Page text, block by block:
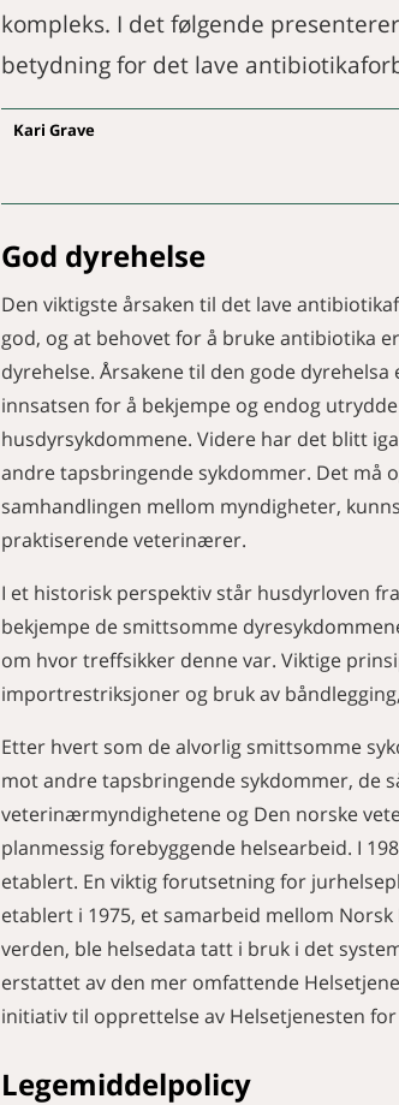
kompleks. I det følgende
betydning for det lave
Kari Grave
God dyrehelse
Den viktigste årsaken til det lave
god, og at behovet for å bruke antibiotika
dyrehelse. Årsakene til den gode
innsatsen for å bekjempe og endog
husdyrsykdommene. Videre har det blitt
andre tapsbringende sykdommer. Det må
samhandlingen mellom myndigheter,
praktiserende veterinærer.
I et historisk perspektiv står husdyrloven
bekjempe de smittsomme
om hvor treffsikker denne var. Viktige
importrestriksjoner og bruk av
Etter hvert som de alvorlig smittsomme
mot andre tapsbringende sykdommer, de
veterinærmyndighetene og Den norske
planmessig forebyggende helsearbeid. I
etablert. En viktig forutsetning for
etablert i 1975, et samarbeid mellom Norsk
verden, ble helsedata tatt i bruk i det
erstattet av den mer omfattende
initiativ til opprettelse av Helsetjenesten for
Legemiddelpolicy